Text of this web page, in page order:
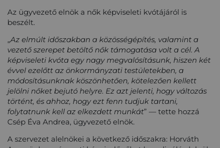
Az ügyvezető elnök a nők képviseleti kvótájáról is
beszélt.
„Az elmúlt időszakban a közösségépítés, valamint a
vezető szerepet betöltő nők támogatása volt a cél. A
képviseleti kvóta egy nagy megvalósításunk, hiszen két
évvel ezelőtt az önkormányzati testületekben, a
módosításunknak köszönhetően, kötelezően kellett
jelölni nőket bejutó helyre. Ez azt jelenti, hogy változás
történt, és ahhoz, hogyezt fenn tudjuk tartani,
folytatnunk kell az elkezdett munkát” — tette hozzá
Csép Éva Andrea, ügyvezető elnök.
A szervezet alelnökei a következő időszakra: Horváth